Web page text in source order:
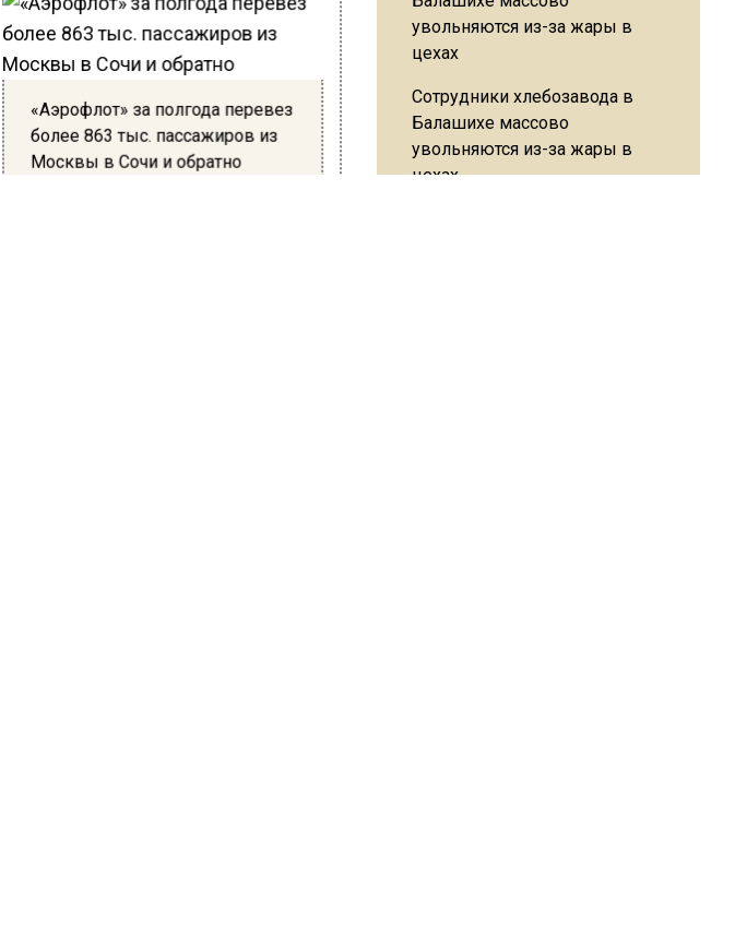
«Аэрофлот» за полгода перевез
более 863 тыс. пассажиров из
Москвы в Сочи и обратно
Сотрудники хлебозавода в
Балашихе массово
увольняются из-за жары в
цехах